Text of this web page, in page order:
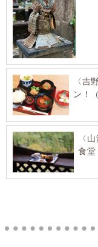
〈
ン！
〈
食堂